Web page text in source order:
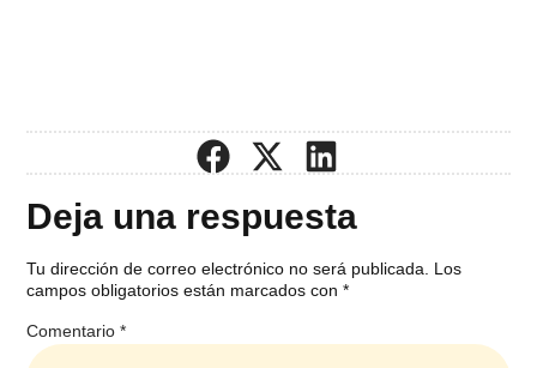
Deja una respuesta
Tu dirección de correo electrónico no será publicada.
Los
campos obligatorios están marcados con*
Comentario*